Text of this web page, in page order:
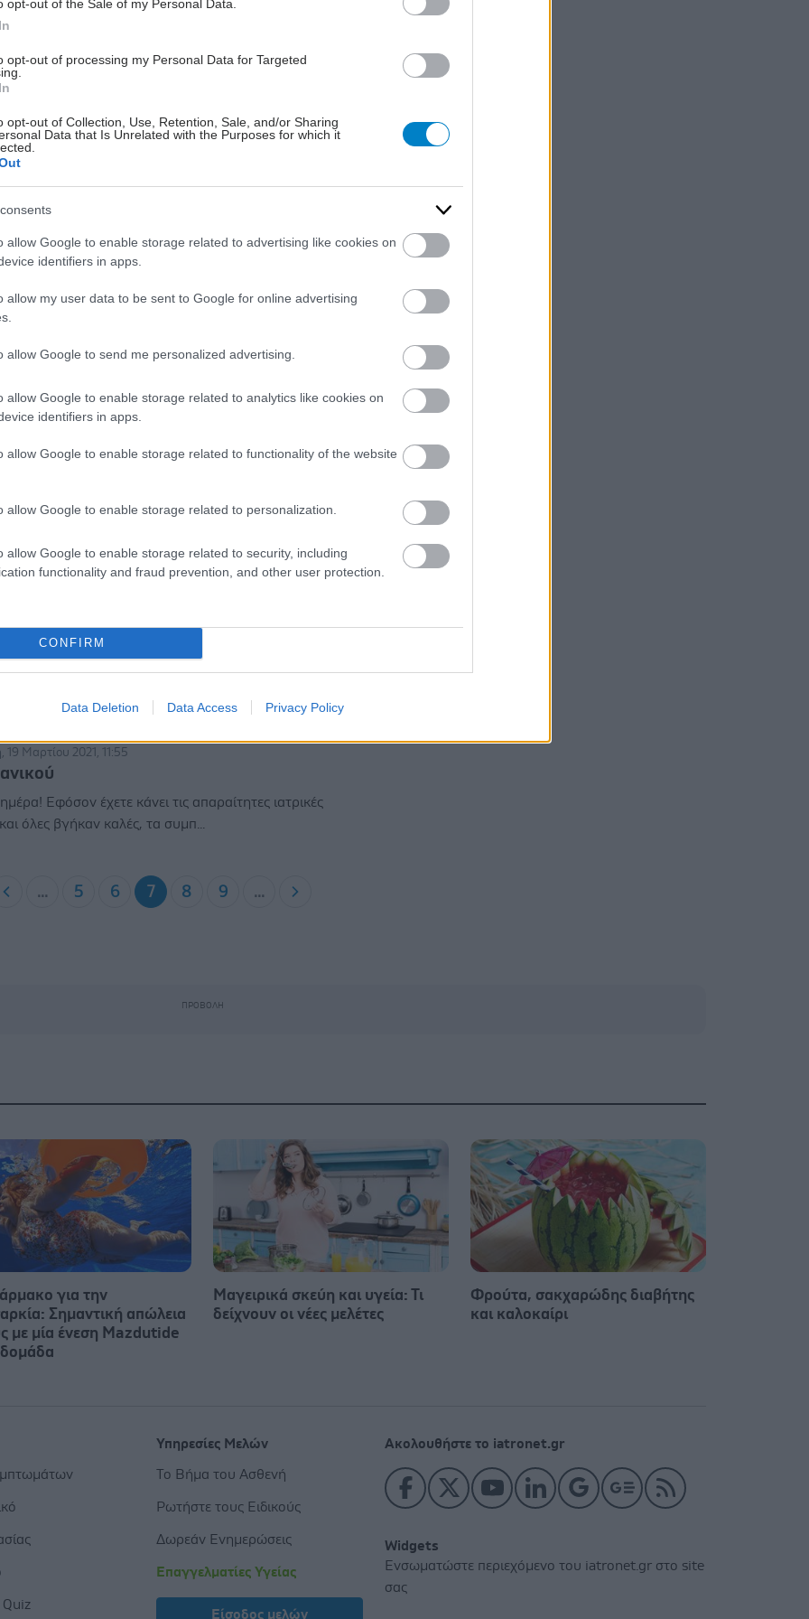
opt-out of the Sale of my Personal Data.
opt-out of processing my Personal Data for Targeted
opt-out of Collection, Use, Retention, Sale, and/or Sharing
Data that Is Unrelated with the Purposes for which it
allow Google to enable storage related to advertising like cookies on
identifiers in apps.
allow my user data to be sent to Google for online advertising
allow Google to send me personalized advertising.
allow Google to enable storage related to analytics like cookies on
identifiers in apps.
allow Google to enable storage related to functionality of the website
allow Google to enable storage related to personalization.
allow Google to enable storage related to security, including
functionality and fraud prevention, and other user protection.
CONFIRM
Data Deletion Data Access Privacy Policy
σας! Μέσα στην καραντίνα πολλά ζευγάρια ήρθαν
με "σκληρές" αλήθειες, που αφορού...
χρονών, 55 κιλά, 168 ύψος
26 Μαρτίου 2021, 16:40
δεν αρκώ στον φίλο μου
Αυτό που καταλαβαίνω είναι, ότι το συμβάν με
του συντρόφου σας τον πρ...
χρονών, 100 κιλά, 165 ύψος
τι να κανω
Το σίγουρο είναι ότι ένα παιδί καλό είναι να
ζωή ενός ευτυχισμένου ζευγ...
χρονών, 64 κιλά, 157 ύψος
στη σχέση
σε έναν χώρο, που δεν τον α...
χρονών, 62 κιλά, 159 ύψος
Σίγουρα τα παιδιά βιώνουν περίεργα την
19 Μαρτίου 2021, 11:55
Εφόσον έχετε κάνει τις απαραίτητες ιατρικές
όλες βγήκαν καλές, τα συμπ...
... 5 6 7 8 9 ...
για την
Σημαντική απώλεια
με μία ένεση Mazdutide
Μαγειρικά σκεύη και υγεία: Τι
δείχνουν οι νέες μελέτες
Φρούτα, σακχαρώδης διαβήτης
και καλοκαίρι
Ακολουθήστε το iatronet.gr
Widgets
Ενσωματώστε περιεχόμενο του iatronet.gr στο site
σας
Quiz
Υπηρεσίες Μελών
Το Βήμα του Ασθενή
Ρωτήστε τους Ειδικούς
Δωρεάν Ενημερώσεις
Επαγγελματίες Υγείας
Είσοδος μελών